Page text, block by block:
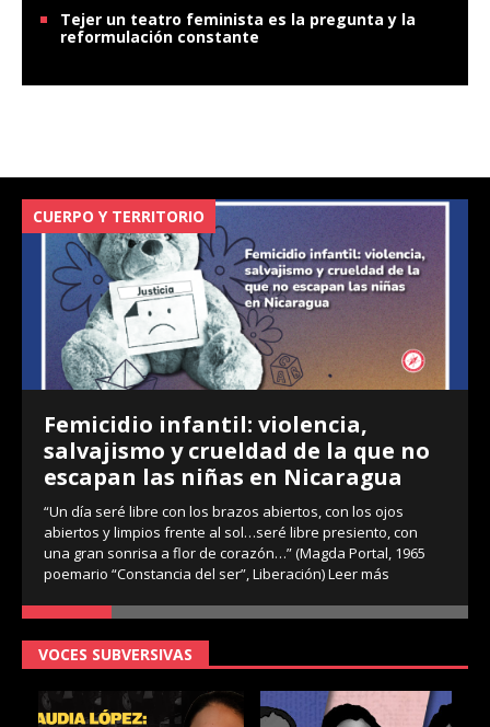
Tejer un teatro feminista es la pregunta y la
reformulación constante
CUERPO Y TERRITORIO
Femicidio infantil: violencia,
salvajismo y crueldad de la que no
escapan las niñas en Nicaragua
“Un día seré libre con los brazos abiertos, con los ojos
abiertos y limpios frente al sol…seré libre presiento, con
una gran sonrisa a flor de corazón…” (Magda Portal, 1965
poemario “Constancia del ser”, Liberación)Leer más
VOCES SUBVERSIVAS